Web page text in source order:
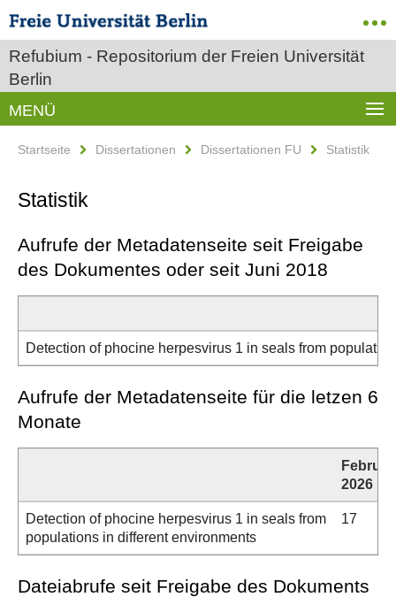
Refubium - Repositorium der Freien Universität
Berlin
MENÜ
Startseite Dissertationen Dissertationen FU Statistik
Statistik
Aufrufe der Metadatenseite seit Freigabe
des Dokumentes oder seit Juni 2018
Detection of phocine herpesvirus 1 in seals from
Aufrufe der Metadatenseite für die letzen 6
Monate
Februar
2026
Detection of phocine herpesvirus 1 in seals from
populations in different environments
17
Dateiabrufe seit Freigabe des Dokuments